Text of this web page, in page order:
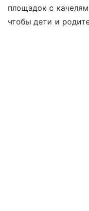
площадок с
чтобы дети и